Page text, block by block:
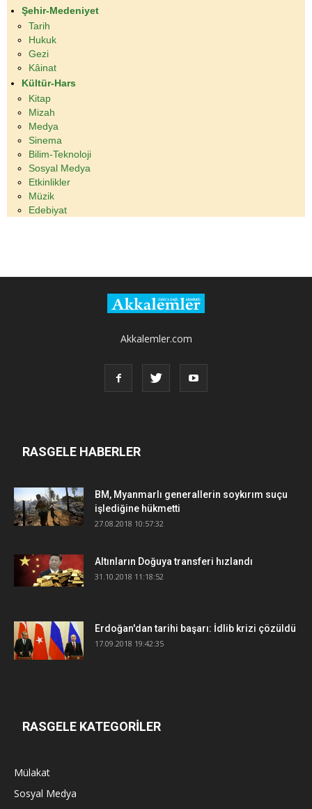
Şehir-Medeniyet
Tarih
Hukuk
Gezi
Kâinat
Kültür-Hars
Kitap
Mizah
Medya
Sinema
Bilim-Teknoloji
Sosyal Medya
Etkinlikler
Müzik
Edebiyat
Akkalemler.com
RASGELE HABERLER
BM, Myanmarlı generallerin soykırım suçu
işlediğine hükmetti
27.08.2018 10:57:32
Altınların Doğuya transferi hızlandı
31.10.2018 11:18:52
Erdoğan'dan tarihi başarı: İdlib krizi çözüldü
17.09.2018 19:42:35
RASGELE KATEGORİLER
Mülakat
Sosyal Medya